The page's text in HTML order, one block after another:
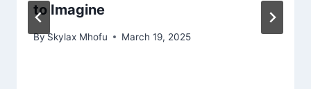
to Imagine
BySkylax Mhofu March 19, 2025